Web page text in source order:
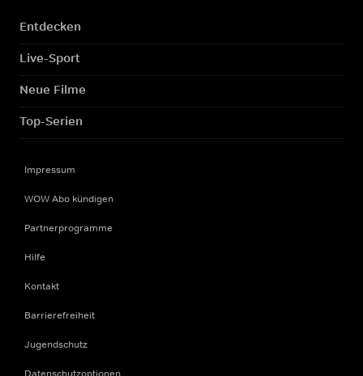
Entdecken
Live-Sport
Neue Filme
Top-Serien
Impressum
WOW Abo kündigen
Partnerprogramme
Hilfe
Kontakt
Barrierefreiheit
Jugendschutz